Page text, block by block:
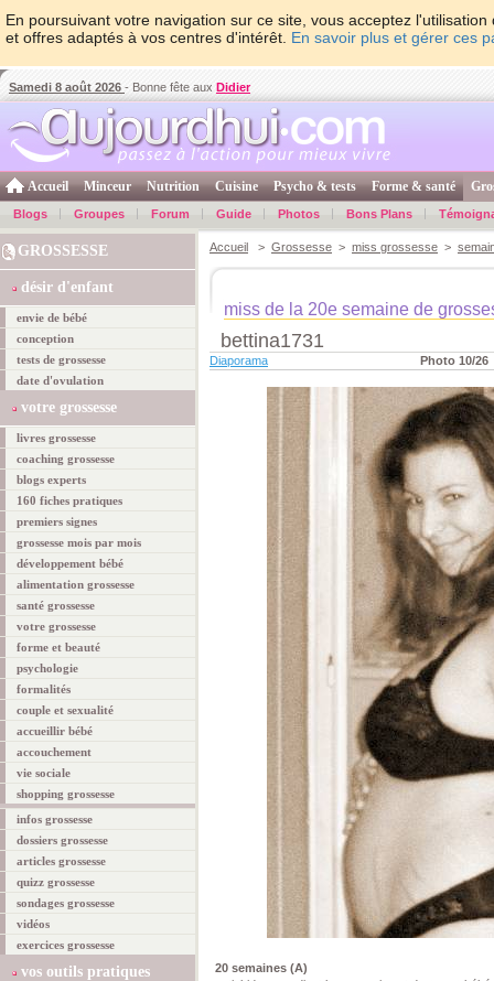
En poursuivant votre navigation sur ce site, vous acceptez
et offres adaptés à vos centres d'intérêt. En savoir plus et gérer ces
Samedi 8 août 2026 - Bonne fête aux Didier
Accueil Minceur Nutrition Cuisine Psycho & tests Forme & santé
Blogs Groupes Forum Guide Photos Bons Plans
GROSSESSE
désir d'enfant
envie de bébé
conception
tests de grossesse
date d'ovulation
votre grossesse
livres grossesse
coaching grossesse
blogs experts
160 fiches pratiques
premiers signes
grossesse mois par mois
développement bébé
alimentation grossesse
santé grossesse
votre grossesse
forme et beauté
psychologie
formalités
couple et sexualité
accueillir bébé
accouchement
vie sociale
shopping grossesse
infos grossesse
dossiers grossesse
articles grossesse
quizz grossesse
sondages grossesse
vidéos
exercices grossesse
vos outils pratiques
Accueil > Grossesse > miss grossesse >
miss de la 20e semaine de
bettina1731
Diaporama Photo 10/26
20 semaines (A)